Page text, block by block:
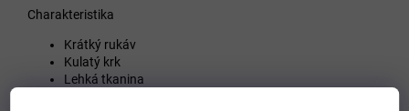
Charakteristika
Krátký rukáv
Kulatý krk
Lehká tkanina